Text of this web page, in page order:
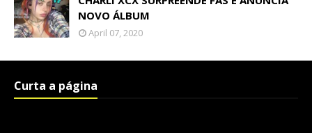
NOVO ÁLBUM
April 07, 2020
Curta a página